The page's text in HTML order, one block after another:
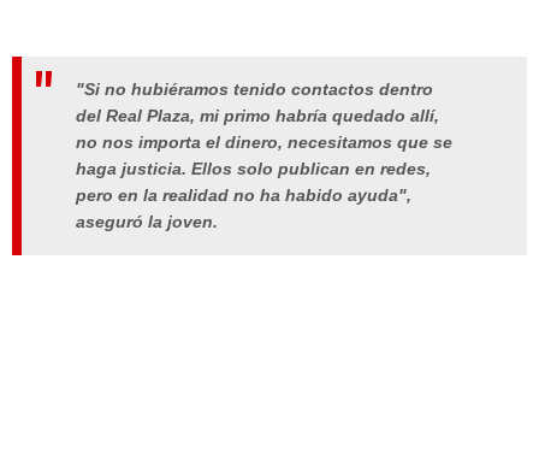
"Si no hubiéramos tenido contactos dentro
del Real Plaza, mi primo habría quedado allí,
no nos importa el dinero, necesitamos que se
haga justicia. Ellos solo publican en redes,
pero en la realidad no ha habido ayuda",
aseguró la joven.